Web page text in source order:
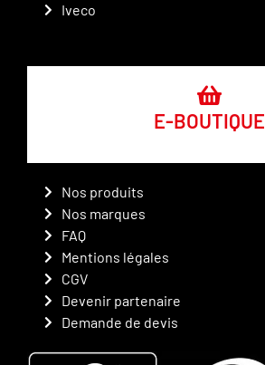
Iveco
E-BOUTIQUE
Nos produits
Nos marques
FAQ
Mentions légales
CGV
Devenir partenaire
Demande de devis